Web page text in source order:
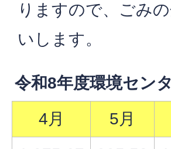
りますので、ごみ
いします。
令和8年度環境セン
4月
5月